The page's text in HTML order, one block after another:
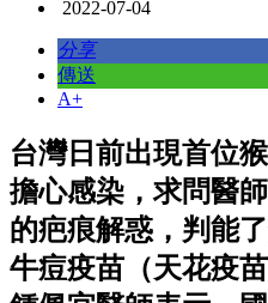
2022-07-04
分享
傳送
A+
台灣日前出現首位
擔心感染，求問醫
的疤痕解惑，判能
牛痘疫苗（天花疫